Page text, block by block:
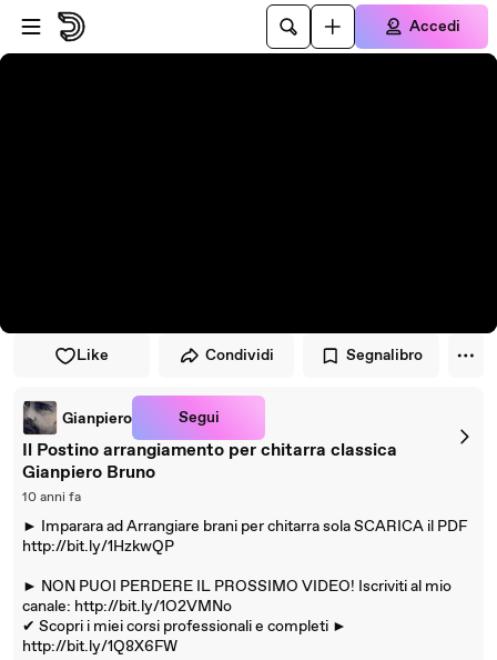
Vai al lettore
Passa al contenuto principale
Accedi
Like Condividi Segnalibro
Gianpiero Segui
Il Postino arrangiamento per chitarra classica
Gianpiero Bruno
10 anni fa
► Imparara ad Arrangiare brani per chitarra sola SCARICA il PDF
http://bit.ly/1HzkwQP
► NON PUOI PERDERE IL PROSSIMO VIDEO! Iscriviti al mio
canale: http://bit.ly/1O2VMNo
✔ Scopri i miei corsi professionali e completi ►
http://bit.ly/1Q8X6FW